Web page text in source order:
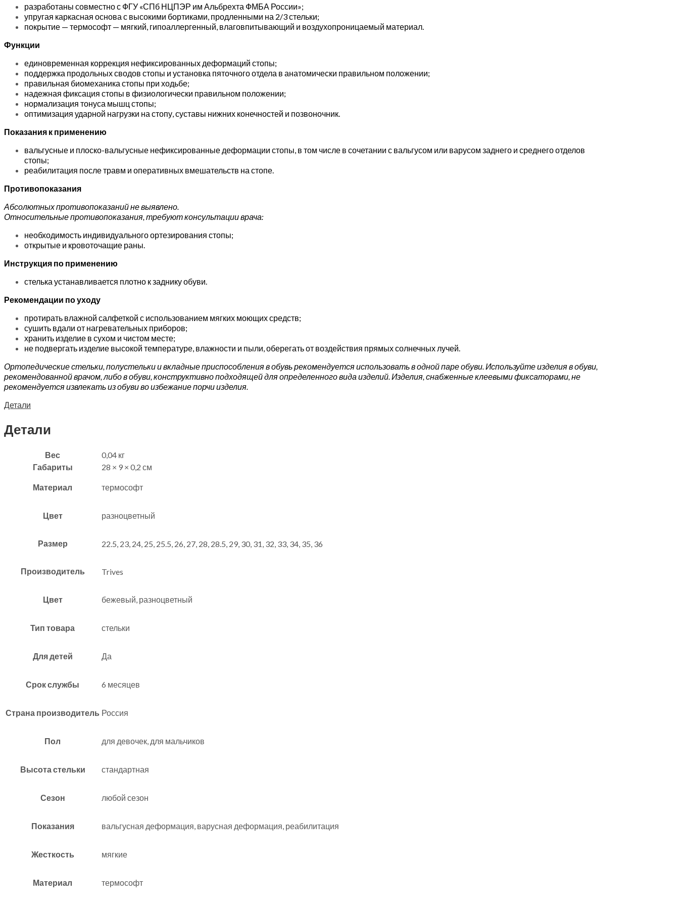
разработаны совместно с ФГУ «СПб НЦПЭР им Альбрехта ФМБА России»;
упругая каркасная основа с высокими бортиками, продленными на 2/3 стельки;
покрытие — термософт — мягкий, гипоаллергенный, влаговпитывающий и воздухопроницаемый материал.
Функции
единовременная коррекция нефиксированных деформаций стопы;
поддержка продольных сводов стопы и установка пяточного отдела в анатомически правильном положении;
правильная биомеханика стопы при ходьбе;
надежная фиксация стопы в физиологически правильном положении;
нормализация тонуса мышц стопы;
оптимизация ударной нагрузки на стопу, суставы нижних конечностей и позвоночник.
Показания к применению
вальгусные и плоско-вальгусные нефиксированные деформации стопы, в том числе в сочетании с вальгусом или варусом заднего и среднего отделов
стопы;
реабилитация после травм и оперативных вмешательств на стопе.
Противопоказания
Абсолютных противопоказаний не выявлено.
Относительные противопоказания, требуют консультации врача:
необходимость индивидуального ортезирования стопы;
открытые и кровоточащие раны.
Инструкция по применению
стелька устанавливается плотно к заднику обуви.
Рекомендации по уходу
протирать влажной салфеткой с использованием мягких моющих средств;
сушить вдали от нагревательных приборов;
хранить изделие в сухом и чистом месте;
не подвергать изделие высокой температуре, влажности и пыли, оберегать от воздействия прямых солнечных лучей.
Ортопедические стельки, полустельки и вкладные приспособления в обувь рекомендуется использовать в одной паре обуви. Используйте изделия в обуви,
рекомендованной врачом, либо в обуви, конструктивно подходящей для определенного вида изделий. Изделия, снабженные клеевыми фиксаторами, не
рекомендуется извлекать из обуви во избежание порчи изделия.
Детали
Детали
Вес
0,04 кг
Габариты
28 × 9 × 0,2 см
Материал термософт
Цвет разноцветный
Размер 22.5, 23, 24, 25, 25.5, 26, 27, 28, 28.5, 29, 30, 31, 32, 33, 34, 35, 36
Производитель Trives
Цвет бежевый, разноцветный
Тип товара стельки
Для детей Да
Срок службы 6 месяцев
Страна производитель Россия
Пол для девочек, для мальчиков
Высота стельки стандартная
Сезон любой сезон
Показания вальгусная деформация, варусная деформация, реабилитация
Жесткость мягкие
Материал термософт